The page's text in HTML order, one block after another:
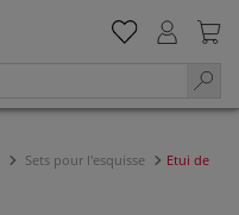
Sets pour l'esquisse
Etui de